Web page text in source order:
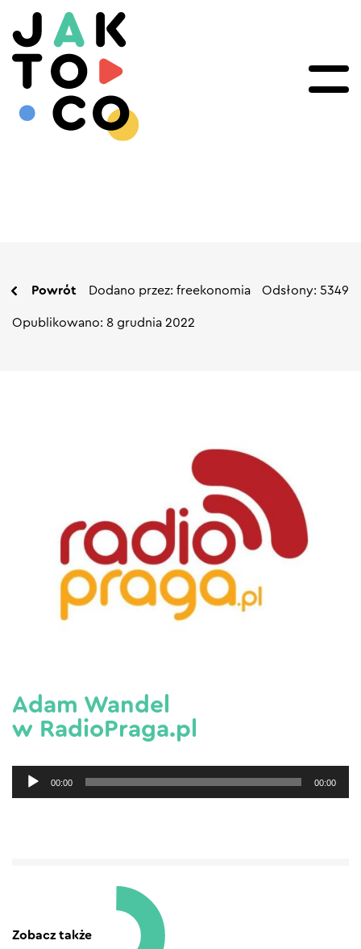
Powrót Dodano przez: freekonomia Odsłony: 5349
Opublikowano: 8 grudnia 2022
Adam Wandel
w RadioPraga.pl
Odtwarzacz
plików00:00 00:00
Zobacz także